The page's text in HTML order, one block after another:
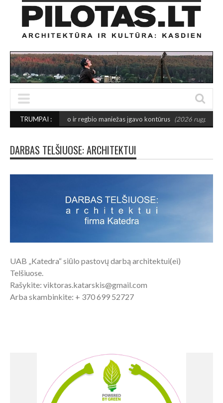
TRUMPAI :
Šiaulių futbolo ir regbio maniežas įgavo kontūrus (2026 rugpjūčio 6)
DARBAS TELŠIUOSE: ARCHITEKTUI
UAB „Katedra“ siūlo pastovų darbą architektui(ei)
Telšiuose.
Rašykite: viktoras.katarskis@gmail.com
Arba skambinkite: + 370 699 52727